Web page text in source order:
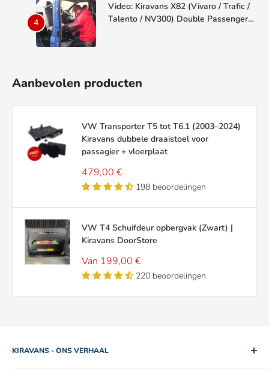
Video: Kiravans X82 (Vivaro / Trafic /
Talento / NV300) Double Passenger
Aanbevolen producten
VW Transporter T5 tot T6.1 (2003–2024)
Kiravans dubbele draaistoel voor
passagier + vloerplaat
Verkoopprijs
479,00 €
198 beoordelingen
VW T4 Schuifdeur opbergvak (Zwart) |
Kiravans DoorStore
Verkoopprijs
Van 199,00 €
220 beoordelingen
KIRAVANS - ONS VERHAAL
2005. Twee broers. Eén gebruikte huurcamper. Rob en Mike